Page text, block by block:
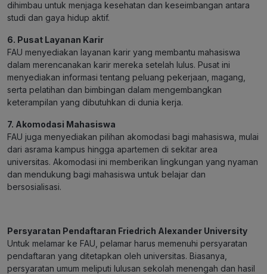
dihimbau untuk menjaga kesehatan dan keseimbangan antara
studi dan gaya hidup aktif.
6. Pusat Layanan Karir
FAU menyediakan layanan karir yang membantu mahasiswa
dalam merencanakan karir mereka setelah lulus. Pusat ini
menyediakan informasi tentang peluang pekerjaan, magang,
serta pelatihan dan bimbingan dalam mengembangkan
keterampilan yang dibutuhkan di dunia kerja.
7. Akomodasi Mahasiswa
FAU juga menyediakan pilihan akomodasi bagi mahasiswa, mulai
dari asrama kampus hingga apartemen di sekitar area
universitas. Akomodasi ini memberikan lingkungan yang nyaman
dan mendukung bagi mahasiswa untuk belajar dan
bersosialisasi.
Persyaratan Pendaftaran Friedrich Alexander University
Untuk melamar ke FAU, pelamar harus memenuhi persyaratan
pendaftaran yang ditetapkan oleh universitas. Biasanya,
persyaratan umum meliputi lulusan sekolah menengah dan hasil